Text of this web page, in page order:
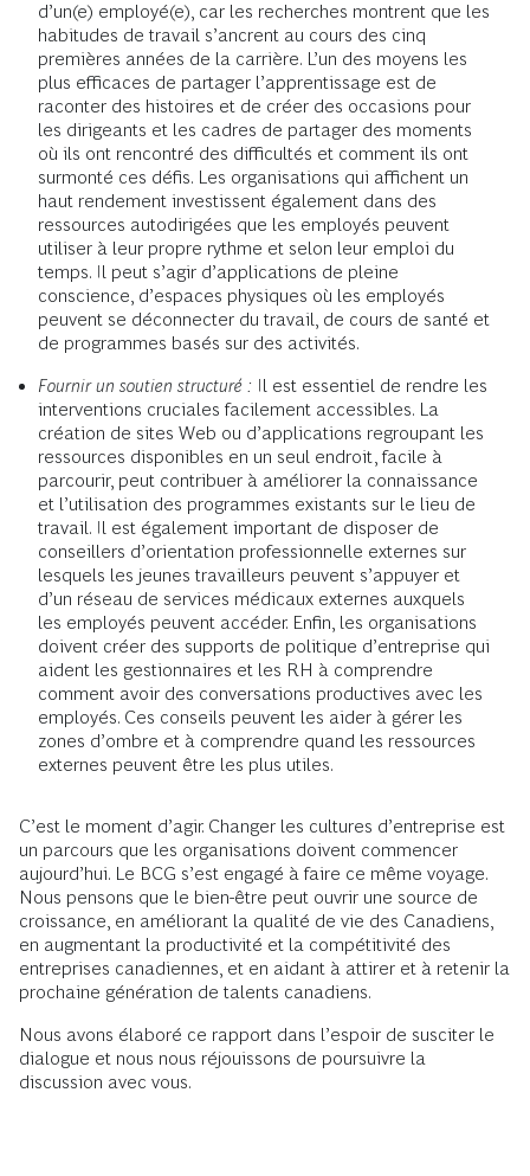
d’un(e) employé(e), car les recherches montrent que les
habitudes de travail s’ancrent au cours des cinq
premières années de la carrière. L’un des moyens les
plus efficaces de partager l’apprentissage est de
raconter des histoires et de créer des occasions pour
les dirigeants et les cadres de partager des moments
où ils ont rencontré des difficultés et comment ils ont
surmonté ces défis. Les organisations qui affichent un
haut rendement investissent également dans des
ressources autodirigées que les employés peuvent
utiliser à leur propre rythme et selon leur emploi du
temps. Il peut s’agir d’applications de pleine
conscience, d’espaces physiques où les employés
peuvent se déconnecter du travail, de cours de santé et
de programmes basés sur des activités.
Fournir un soutien structuré : Il est essentiel de rendre les
interventions cruciales facilement accessibles. La
création de sites Web ou d’applications regroupant les
ressources disponibles en un seul endroit, facile à
parcourir, peut contribuer à améliorer la connaissance
et l’utilisation des programmes existants sur le lieu de
travail. Il est également important de disposer de
conseillers d’orientation professionnelle externes sur
lesquels les jeunes travailleurs peuvent s’appuyer et
d’un réseau de services médicaux externes auxquels
les employés peuvent accéder. Enfin, les organisations
doivent créer des supports de politique d’entreprise qui
aident les gestionnaires et les RH à comprendre
comment avoir des conversations productives avec les
employés. Ces conseils peuvent les aider à gérer les
zones d’ombre et à comprendre quand les ressources
externes peuvent être les plus utiles.
C’est le moment d’agir. Changer les cultures d’entreprise est
un parcours que les organisations doivent commencer
aujourd’hui. Le BCG s’est engagé à faire ce même voyage.
Nous pensons que le bien-être peut ouvrir une source de
croissance, en améliorant la qualité de vie des Canadiens,
en augmentant la productivité et la compétitivité des
entreprises canadiennes, et en aidant à attirer et à retenir la
prochaine génération de talents canadiens.
Nous avons élaboré ce rapport dans l’espoir de susciter le
dialogue et nous nous réjouissons de poursuivre la
discussion avec vous.